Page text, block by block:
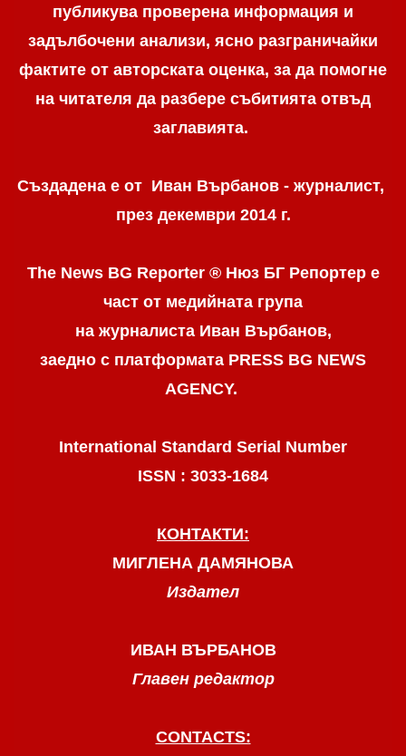
публикува проверена информация и
задълбочени анализи, ясно разграничaйки
фактите от авторската оценка, за да помогне
на читателя да разбере събитията отвъд
заглавията.
Създадена е от Иван Върбанов - журналист,
през декември 2014 г.
The News BG Reporter ® Нюз БГ Репортере
част от медийната група
на журналиста Иван Върбанов,
заедно с платформата PRESS BG NEWS
AGENCY.
International Standard Serial Number
ISSN : 3033-1684
КОНТАКТИ:
МИГЛЕНА ДАМЯНОВА
Издател
ИВАН ВЪРБАНОВ
Главен редактор
CONTACTS: